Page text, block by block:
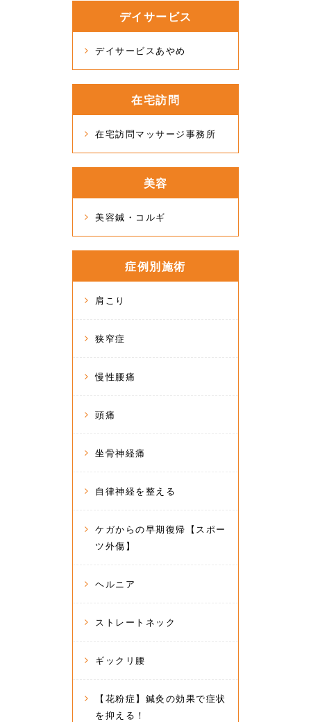
デイサービス
デイサービスあやめ
在宅訪問
在宅訪問マッサージ事務所
美容
美容鍼・コルギ
症例別施術
肩こり
狭窄症
慢性腰痛
頭痛
坐骨神経痛
自律神経を整える
ケガからの早期復帰【スポー
ツ外傷】
ヘルニア
ストレートネック
ギックリ腰
【花粉症】鍼灸の効果で症状
を抑える！